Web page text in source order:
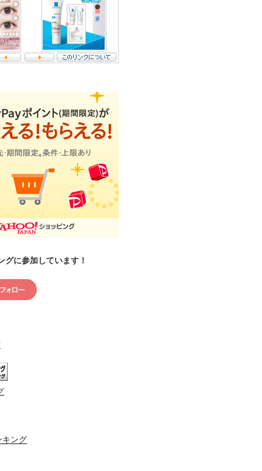
グに参加しています！
キング